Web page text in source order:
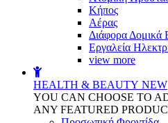
Kήπος
Αέρας
Διάφορα Δομικά
Εργαλεία
view more
HEALTH & BEAUTY NEW
YOU CAN CHOOSE TO
ANY FEATURED